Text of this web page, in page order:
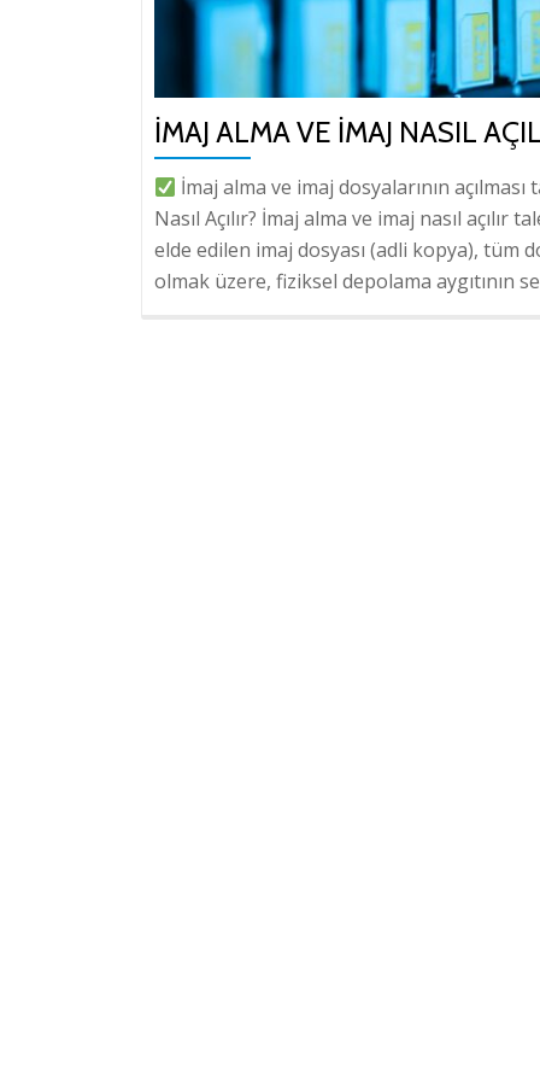
İMAJ ALMA VE İMAJ NASIL
İmaj alma ve imaj dosyalarının
Nasıl Açılır? İmaj alma ve imaj nasıl açılır
elde edilen imaj dosyası (adli kopya), tüm
olmak üzere, fiziksel depolama aygıtının